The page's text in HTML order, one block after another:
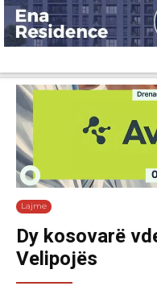
Lajme
Dy kosovarë
Velipojës